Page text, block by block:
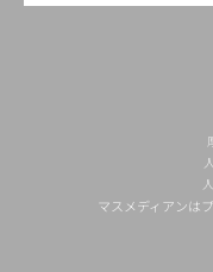
マスメディアンは